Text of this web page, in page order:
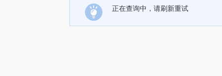
正在查询中，请刷新重试